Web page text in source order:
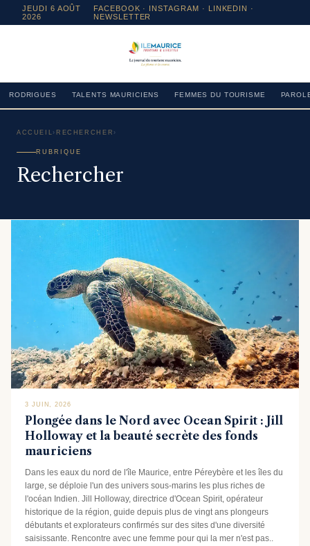
JEUDI 6 AOÛT
2026
FACEBOOK · INSTAGRAM · LINKEDIN ·
NEWSLETTER
RODRIGUES TALENTS MAURICIENS FEMMES DU TOURISME
ACCUEIL › RECHERCHER ›
RUBRIQUE
Rechercher
3 JUIN, 2026
Plongée dans le Nord avec Ocean Spirit : Jill
Holloway et la beauté secrète des fonds
mauriciens
Dans les eaux du nord de l'île Maurice, entre Péreybère et les îles du
large, se déploie l'un des univers sous-marins les plus riches de
l'océan Indien. Jill Holloway, directrice d'Ocean Spirit, opérateur
historique de la région, guide depuis plus de vingt ans plongeurs
débutants et explorateurs confirmés sur des sites d'une diversité
saisissante. Rencontre avec une femme pour qui la mer n'est pas..